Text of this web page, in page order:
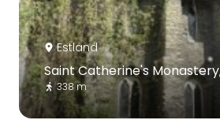
Estland
Saint Catherine's
338 m